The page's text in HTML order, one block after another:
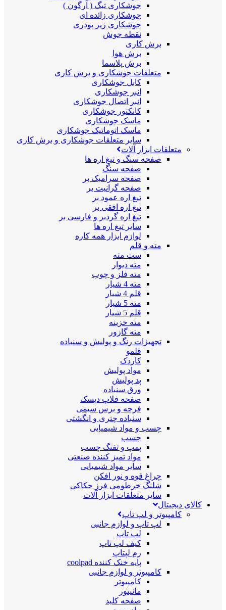
جوشکاری تیگ ( آرگون )
جوشکاری زائده ای
جوشکاری زیر پودری
نقطه جوش
برش کاری
برش هوا
برش پلاسما
متعلقات جوشکاری و برش کاری
کابل جوشکاری
انبر جوشکاری
انبر اتصال جوشکاری
کانکتور جوشکاری
ماسک جوشکاری
ماسک اتوماتیک جوشکاری
سایر متعلقات جوشکاری و برش کاری
متعلقات ابزار آلات
صفحه سنگ و تیغ اره ها
صفحه سنگ
صفحه سرامیک بر
صفحه گرانیت بر
تیغ اره عمود بر
تیغ اره افقی بر
تیغ اره گردبر و فارسی بر
سایر تیغ اره ها
لوازم ابزار همه کاره
مته و قلم
ست مته
مته دیوار
مته فلز و چوب
مته 4 شیار
قلم 4 شیار
مته 5 شیار
قلم 5 شیار
مته خزینه
مته گازور
تجهیزات رنگ و پولیش و سنباده
قلمو
کاردک
مواد پولیش
پد پولیش
ورق سنباده
صفحه فلاپ دیسک
فرچه و برس سیمی
سنباده چتری و انگشتی
چسب و مواد شیمیایی
چسب
پمپ و تفنگ چسب
مواد تمیز کننده صنعتی
سایر مواد شیمیایی
چراغ قوه و نور افکن
شلنگ خرطومی فرز حکاکی
سایر متعلقات ابزار آلات
کالای دیجیتال
کامپیوتر و لپ تاپ
لپ تاپ و لوازم جانبی
لپ تاپ
کیف لپ تاپ
رم لپتاپ
پایه خنک کننده coolpad
کامپیوتر و لوازم جانبی
کامپیوتر
مانیتور
صفحه کلید